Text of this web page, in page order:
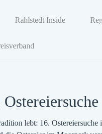
Rahlstedt Inside
lebt: 16.